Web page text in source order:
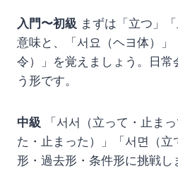
入門〜初級 まずは「立つ」
意味と、「서요（ヘヨ体）」
令）」を覚えましょう。日常
う形です。
中級 「서서（立って・止ま
た・止まった）」「서면（
形・過去形・条件形に挑戦